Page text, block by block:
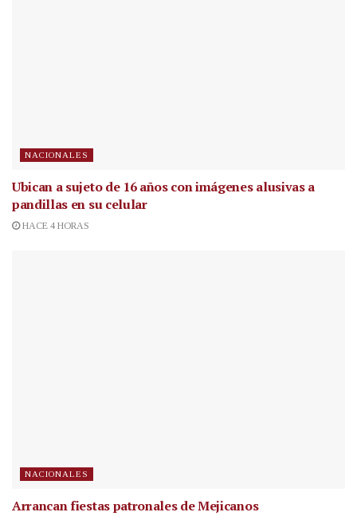
NACIONALES
Ubican a sujeto de 16 años con imágenes alusivas a
pandillas en su celular
HACE 4 HORAS
NACIONALES
Arrancan fiestas patronales de Mejicanos